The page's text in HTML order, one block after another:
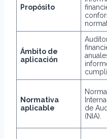
Propósito
Ámbito de
aplicación
Normativa
aplicable
de
(NIA).